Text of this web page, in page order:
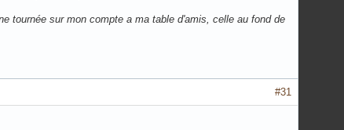
tournée sur mon compte a ma table d'amis, celle au fond de
#31